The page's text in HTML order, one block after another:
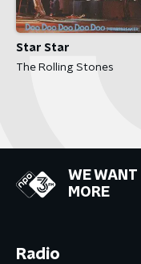
Star Star
The Rolling Stones
WE WANT
MORE
Radio